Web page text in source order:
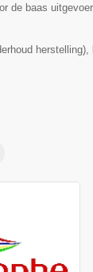
de baas